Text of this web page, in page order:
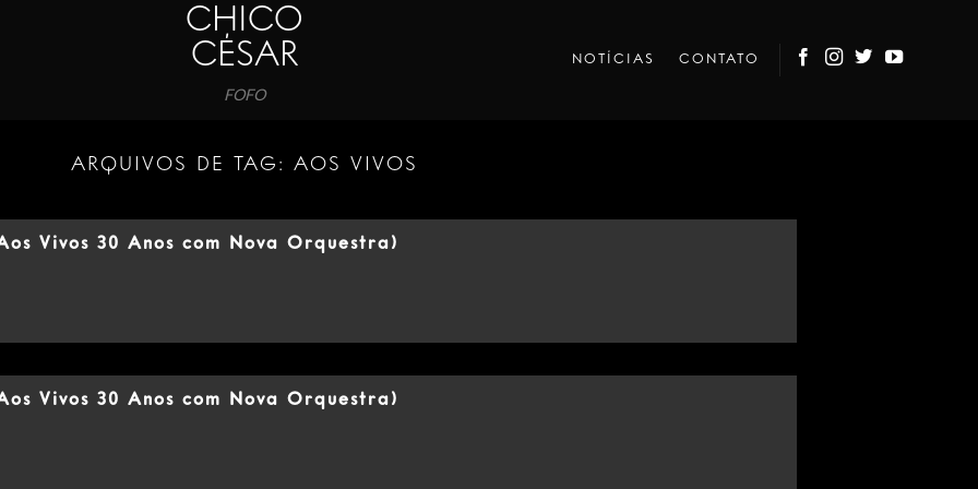
CHICO
CÉSAR
FOFO
NOTÍCIAS CONTATO
ARQUIVOS DE TAG: AOS VIVOS
Vivos 30 Anos com Nova Orquestra)
Vivos 30 Anos com Nova Orquestra)